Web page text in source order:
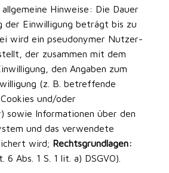
Hinweise: Die Dauer
der Einwilligung beträgt bis zu
wird ein pseudonymer Nutzer-
der zusammen mit dem
den Angaben zum
(z. B. betreffende
und/oder
sowie Informationen über den
und das verwendete
wird; Rechtsgrundlagen:
Abs. 1 S. 1 lit. a) DSGVO).